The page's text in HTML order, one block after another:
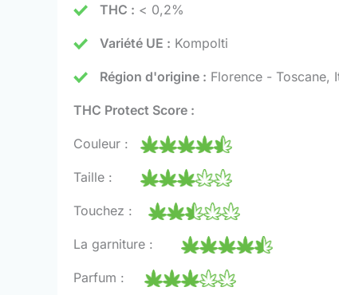
THC : < 0,2%
Variété UE : Kompolti
Région d'origine : Florence - Toscane,
THC Protect Score :
Couleur :
Taille :
Touchez :
La garniture :
Parfum :